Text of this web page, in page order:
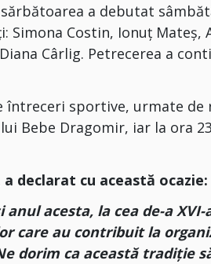
a debutat
Costin, Ionuț Mateș,
Cârlig. Petrecerea a
întreceri sportive, urmate de
Bebe Dragomir, iar la ora
declarat cu această ocazie:
anul acesta, la cea de-a
care au contribuit la
dorim ca această tradiție